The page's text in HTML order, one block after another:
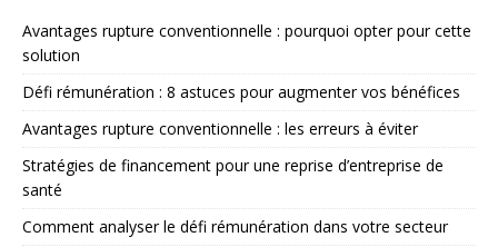
Avantages rupture conventionnelle : pourquoi opter pour cette
solution
Défi rémunération : 8 astuces pour augmenter vos bénéfices
Avantages rupture conventionnelle : les erreurs à éviter
Stratégies de financement pour une reprise d’entreprise de
santé
Comment analyser le défi rémunération dans votre secteur